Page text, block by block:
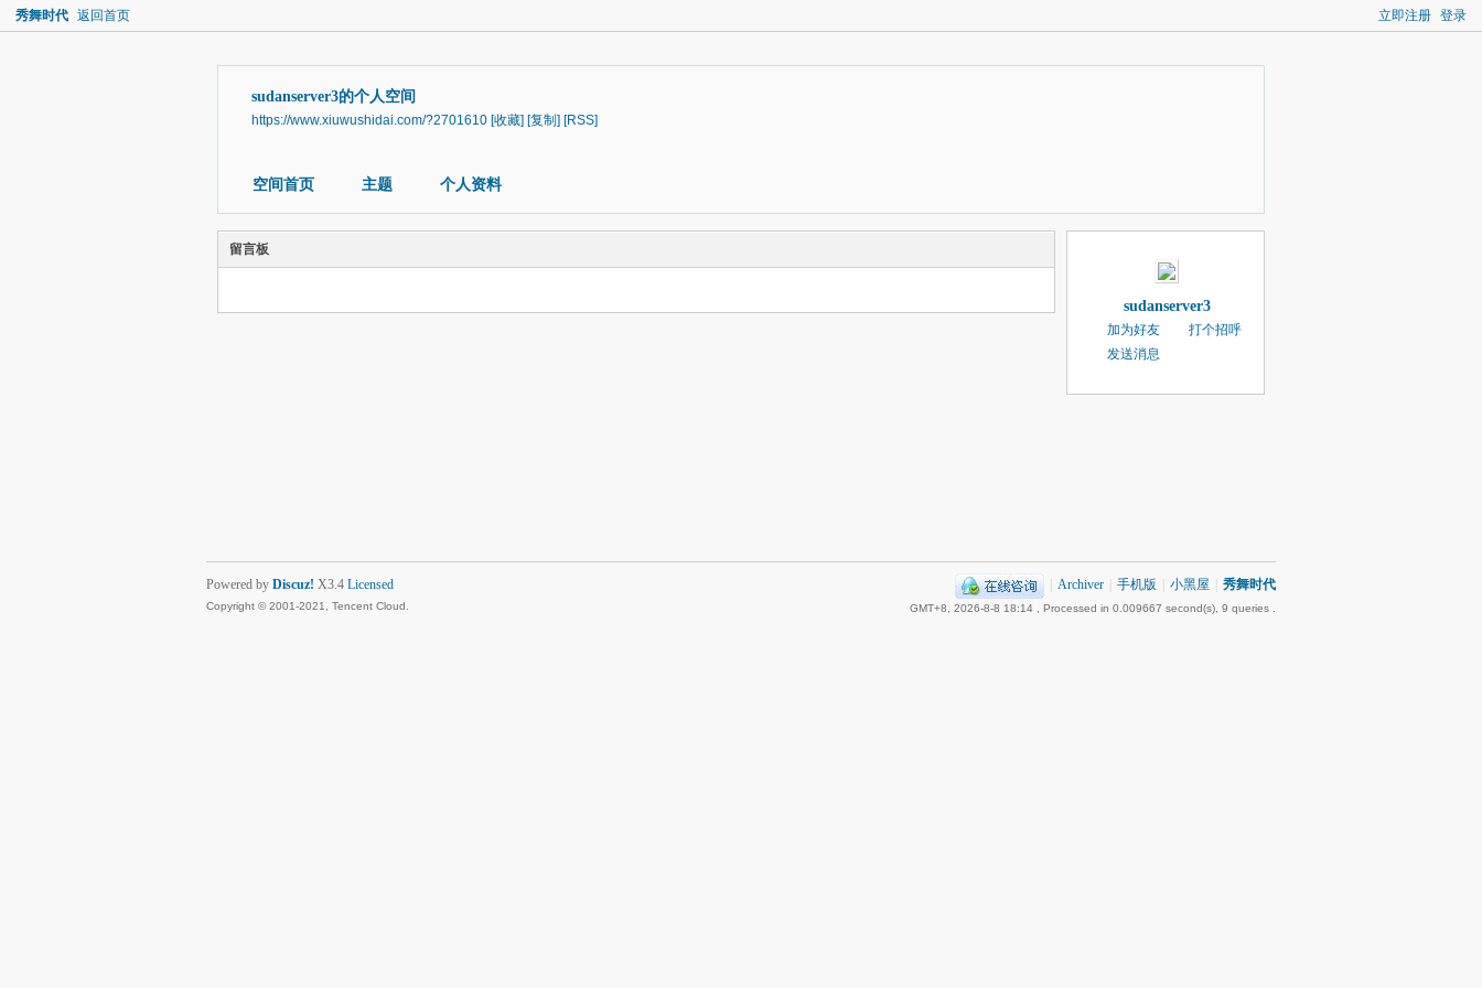
立即注册 登录
秀舞时代 返回首页
sudanserver3的个人空间
https://www.xiuwushidai.com/?2701610 [收藏] [复制] [RSS]
空间首页 主题 个人资料
留言板
sudanserver3
加为好友
打个招呼
发送消息
Archiver 手机版 小黑屋 秀舞时代
GMT+8, 2026-8-8 18:14 , Processed in 0.009667 second(s), 9 queries .
Powered by Discuz! X3.4 Licensed
Copyright © 2001-2021, Tencent Cloud.